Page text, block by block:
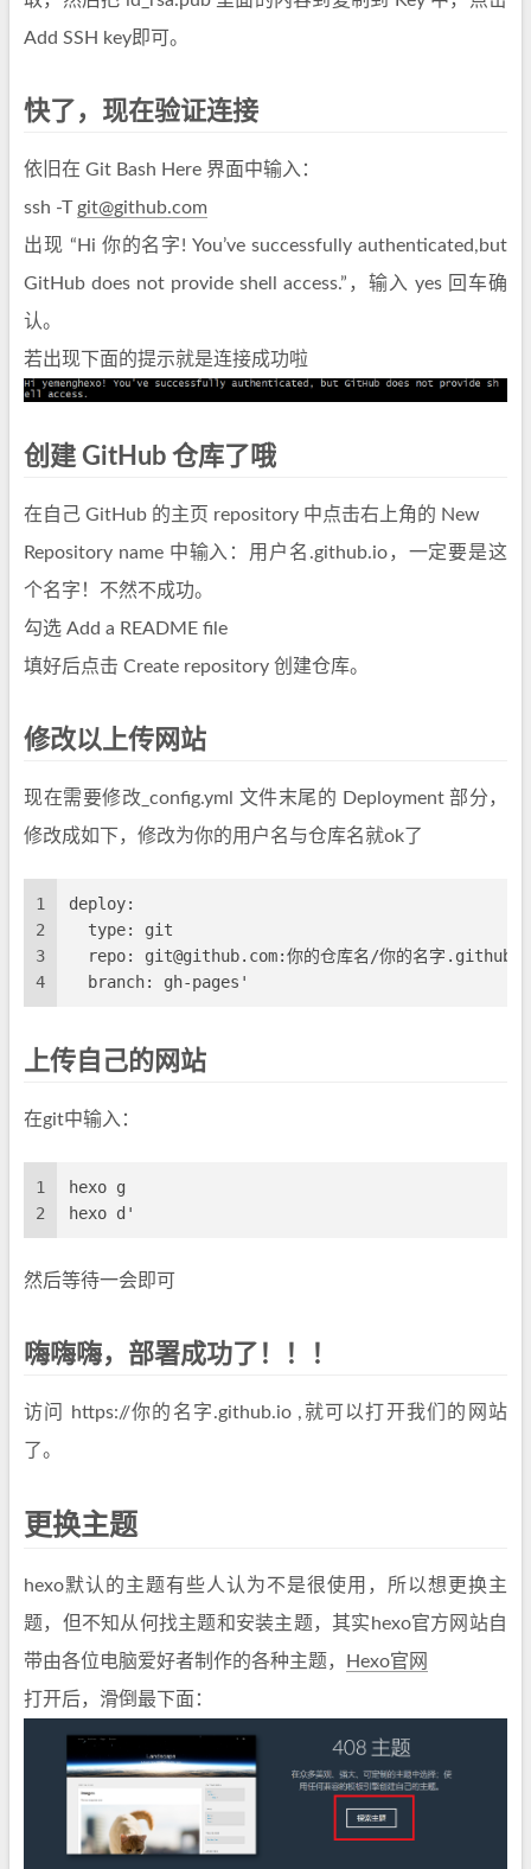
Add SSH key即可。
快了，现在验证连接
依旧在 Git Bash Here 界面中输入：
ssh -T git@github.com
出现 “Hi 你的名字! You’ve successfully authenticated,but
GitHub does not provide shell access.”，输入 yes 回车确
认。
若出现下面的提示就是连接成功啦
创建 GitHub 仓库了哦
在自己 GitHub 的主页 repository 中点击右上角的 New
Repository name 中输入：用户名.github.io，一定要是这
个名字！不然不成功。
勾选 Add a README file
填好后点击 Create repository 创建仓库。
修改以上传网站
现在需要修改_config.yml 文件末尾的 Deployment 部分，
修改成如下，修改为你的用户名与仓库名就ok了
1
2
3
4
deploy:
  type: git
repo: git@github.com:你的仓库名/你的名字
  branch: gh-pages'
上传自己的网站
在git中输入：
1
2
hexo g
hexo d'
然后等待一会即可
嗨嗨嗨，部署成功了！！！
访问 https://你的名字.github.io ,就可以打开我们的网站
了。
更换主题
hexo默认的主题有些人认为不是很使用，所以想更换主
题，但不知从何找主题和安装主题，其实hexo官方网站自
带由各位电脑爱好者制作的各种主题，
Hexo官网
打开后，滑倒最下面：